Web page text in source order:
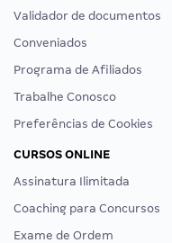
Validador de documentos
Conveniados
Programa de Afiliados
Trabalhe Conosco
Preferências de Cookies
CURSOS ONLINE
Assinatura Ilimitada
Coaching para Concursos
Exame de Ordem